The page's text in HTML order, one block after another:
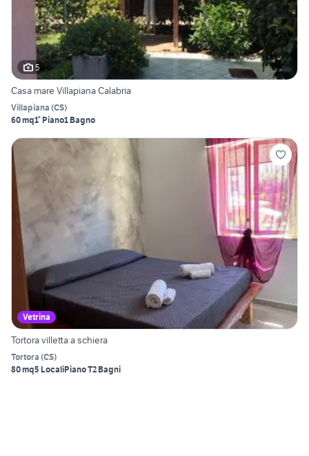
5
Casa mare Villapiana Calabria
Villapiana (CS)
60 mq1° Piano1 Bagno
Vetrina
Tortora villetta a schiera
Tortora (CS)
80 mq5 LocaliPiano T2 Bagni